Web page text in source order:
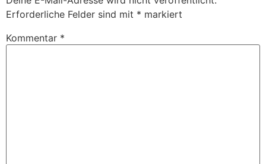
Erforderliche Felder sind mit * markiert
Kommentar *